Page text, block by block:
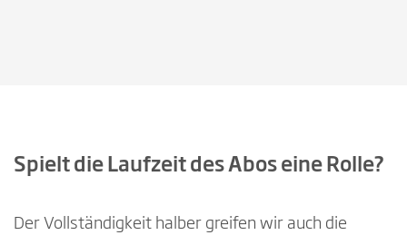
Spielt die Laufzeit des Abos eine Rolle?
Der Vollständigkeit halber greifen wir auch die